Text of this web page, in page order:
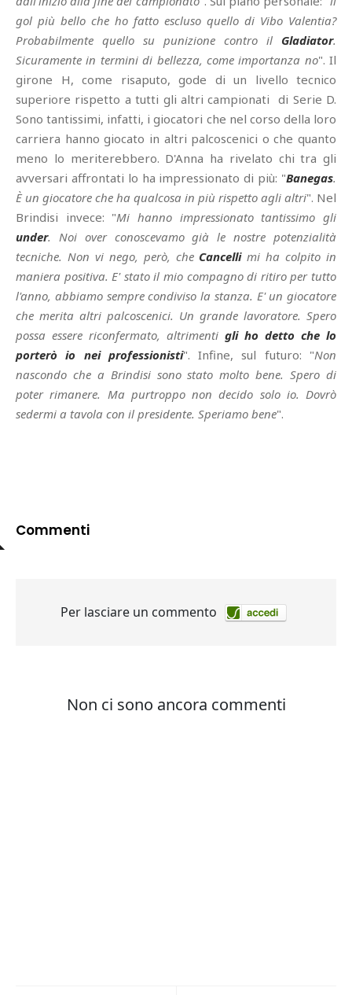
gol più bello che ho fatto escluso quello di Vibo Valentia?
Probabilmente quello su punizione contro il Gladiator.
Sicuramente in termini di bellezza, come importanza no". Il
girone H, come risaputo, gode di un livello tecnico
superiore rispetto a tutti gli altri campionati di Serie D.
Sono tantissimi, infatti, i giocatori che nel corso della loro
carriera hanno giocato in altri palcoscenici o che quanto
meno lo meriterebbero. D'Anna ha rivelato chi tra gli
avversari affrontati lo ha impressionato di più: "Banegas.
È un giocatore che ha qualcosa in più rispetto agli altri". Nel
Brindisi invece: "Mi hanno impressionato tantissimo gli
under. Noi over conoscevamo già le nostre potenzialità
tecniche. Non vi nego, però, che Cancellimi ha colpito in
maniera positiva. E' stato il mio compagno di ritiro per tutto
l'anno, abbiamo sempre condiviso la stanza. E' un giocatore
che merita altri palcoscenici. Un grande lavoratore. Spero
possa essere riconfermato, altrimenti gli ho detto che lo
porterò io nei professionisti". Infine, sul futuro: "Non
nascondo che a Brindisi sono stato molto bene. Spero di
poter rimanere. Ma purtroppo non decido solo io. Dovrò
sedermi a tavola con il presidente. Speriamo bene".
Commenti